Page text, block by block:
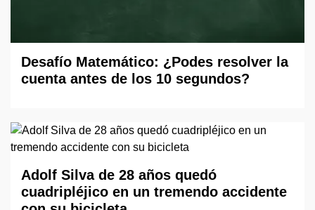
Desafío Matemático: ¿Podes resolver la
cuenta antes de los 10 segundos?
Adolf Silva de 28 años quedó
cuadripléjico en un tremendo accidente